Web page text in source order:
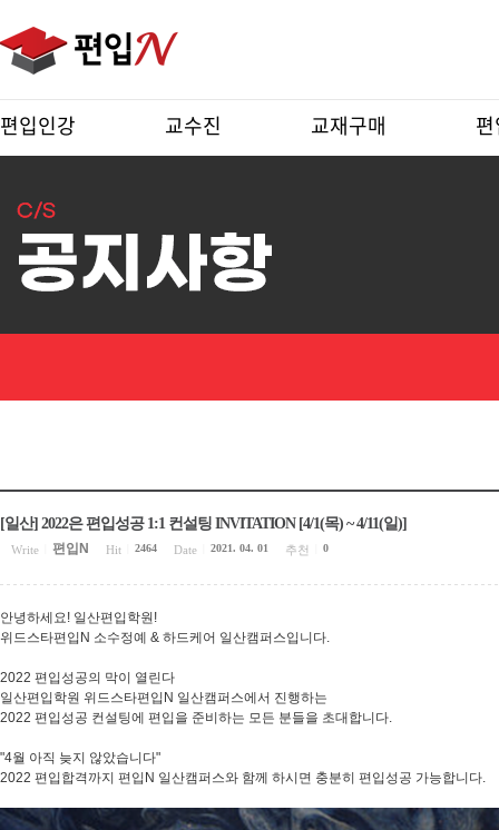
편입인강 교수진 교재구매
[일산] 2022은 편입성공 1:1 컨설팅 INVITATION [4/1(목) ~ 4/11(일)]
Write 편입N Hit 2464 Date 2021. 04. 01 추천 0
안녕하세요! 일산편입학원!
위드스타편입N 소수정예 & 하드케어 일산캠퍼스입니다.
2022 편입성공의 막이 열린다
일산편입학원 위드스타편입N 일산캠퍼스에서 진행하는
2022 편입성공 컨설팅에 편입을 준비하는 모든 분들을 초대합니다.
"4월 아직 늦지 않았습니다"
2022 편입합격까지 편입N 일산캠퍼스와 함께 하시면 충분히 편입성공 가능합니다.